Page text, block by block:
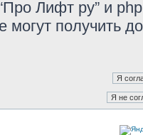
Лифт ру” и
могут получить